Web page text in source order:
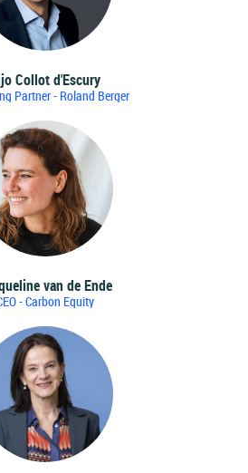
Collot d'Escury
Partner - Roland Berger
van de Ende
- Carbon Equity